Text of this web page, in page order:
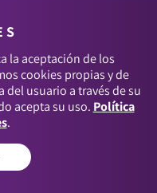
la aceptación de los
cookies propias y de
del usuario a través de su
acepta su uso. Política
.